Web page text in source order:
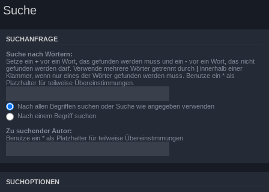
Suche
SUCHANFRAGE
Suche nach Wörtern:
Setze ein + vor ein Wort, das gefunden werden muss und ein - vor ein Wort, das nicht
gefunden werden darf. Verwende mehrere Wörter getrennt durch | innerhalb einer
Klammer, wenn nur eines der Wörter gefunden werden muss. Benutze ein * als
Platzhalter für teilweise Übereinstimmungen.
Nach allen Begriffen suchen oder Suche wie angegeben verwenden
Nach einem Begriff suchen
Zu suchender Autor:
Benutze ein * als Platzhalter für teilweise Übereinstimmungen.
SUCHOPTIONEN